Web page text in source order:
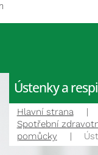
Ústenky a
Hlavní strana
Spotřební
pomůcky